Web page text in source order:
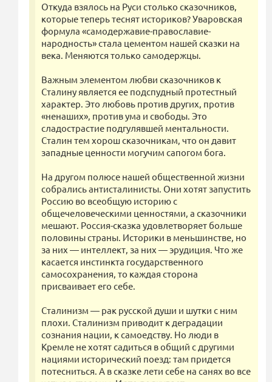
Откуда взялось на Руси столько сказочников,
которые теперь теснят историков? Уваровская
формула «самодержавие-православие-
народность» стала цементом нашей сказки на
века. Меняются только самодержцы.
Важным элементом любви сказочников к
Сталину является ее подспудный протестный
характер. Это любовь против других, против
«ненаших», против ума и свободы. Это
сладострастие подгулявшей ментальности.
Сталин тем хорош сказочникам, что он давит
западные ценности могучим сапогом бога.
На другом полюсе нашей общественной жизни
собрались антисталинисты. Они хотят запустить
Россию во всеобщую историю с
общечеловеческими ценностями, а сказочники
мешают. Россия-сказка удовлетворяет больше
половины страны. Историки в меньшинстве, но
за них — интеллект, за них — эрудиция. Что же
касается инстинкта государственного
самосохранения, то каждая сторона
присваивает его себе.
Сталинизм — рак русской души и шутки с ним
плохи. Сталинизм приводит к деградации
сознания нации, к самоедству. Но люди в
Кремле не хотят садиться в общий с другими
нациями исторический поезд: там придется
потесниться. А в сказке лети себе на санях во все